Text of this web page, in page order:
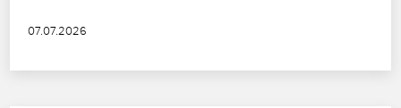
07.07.2026